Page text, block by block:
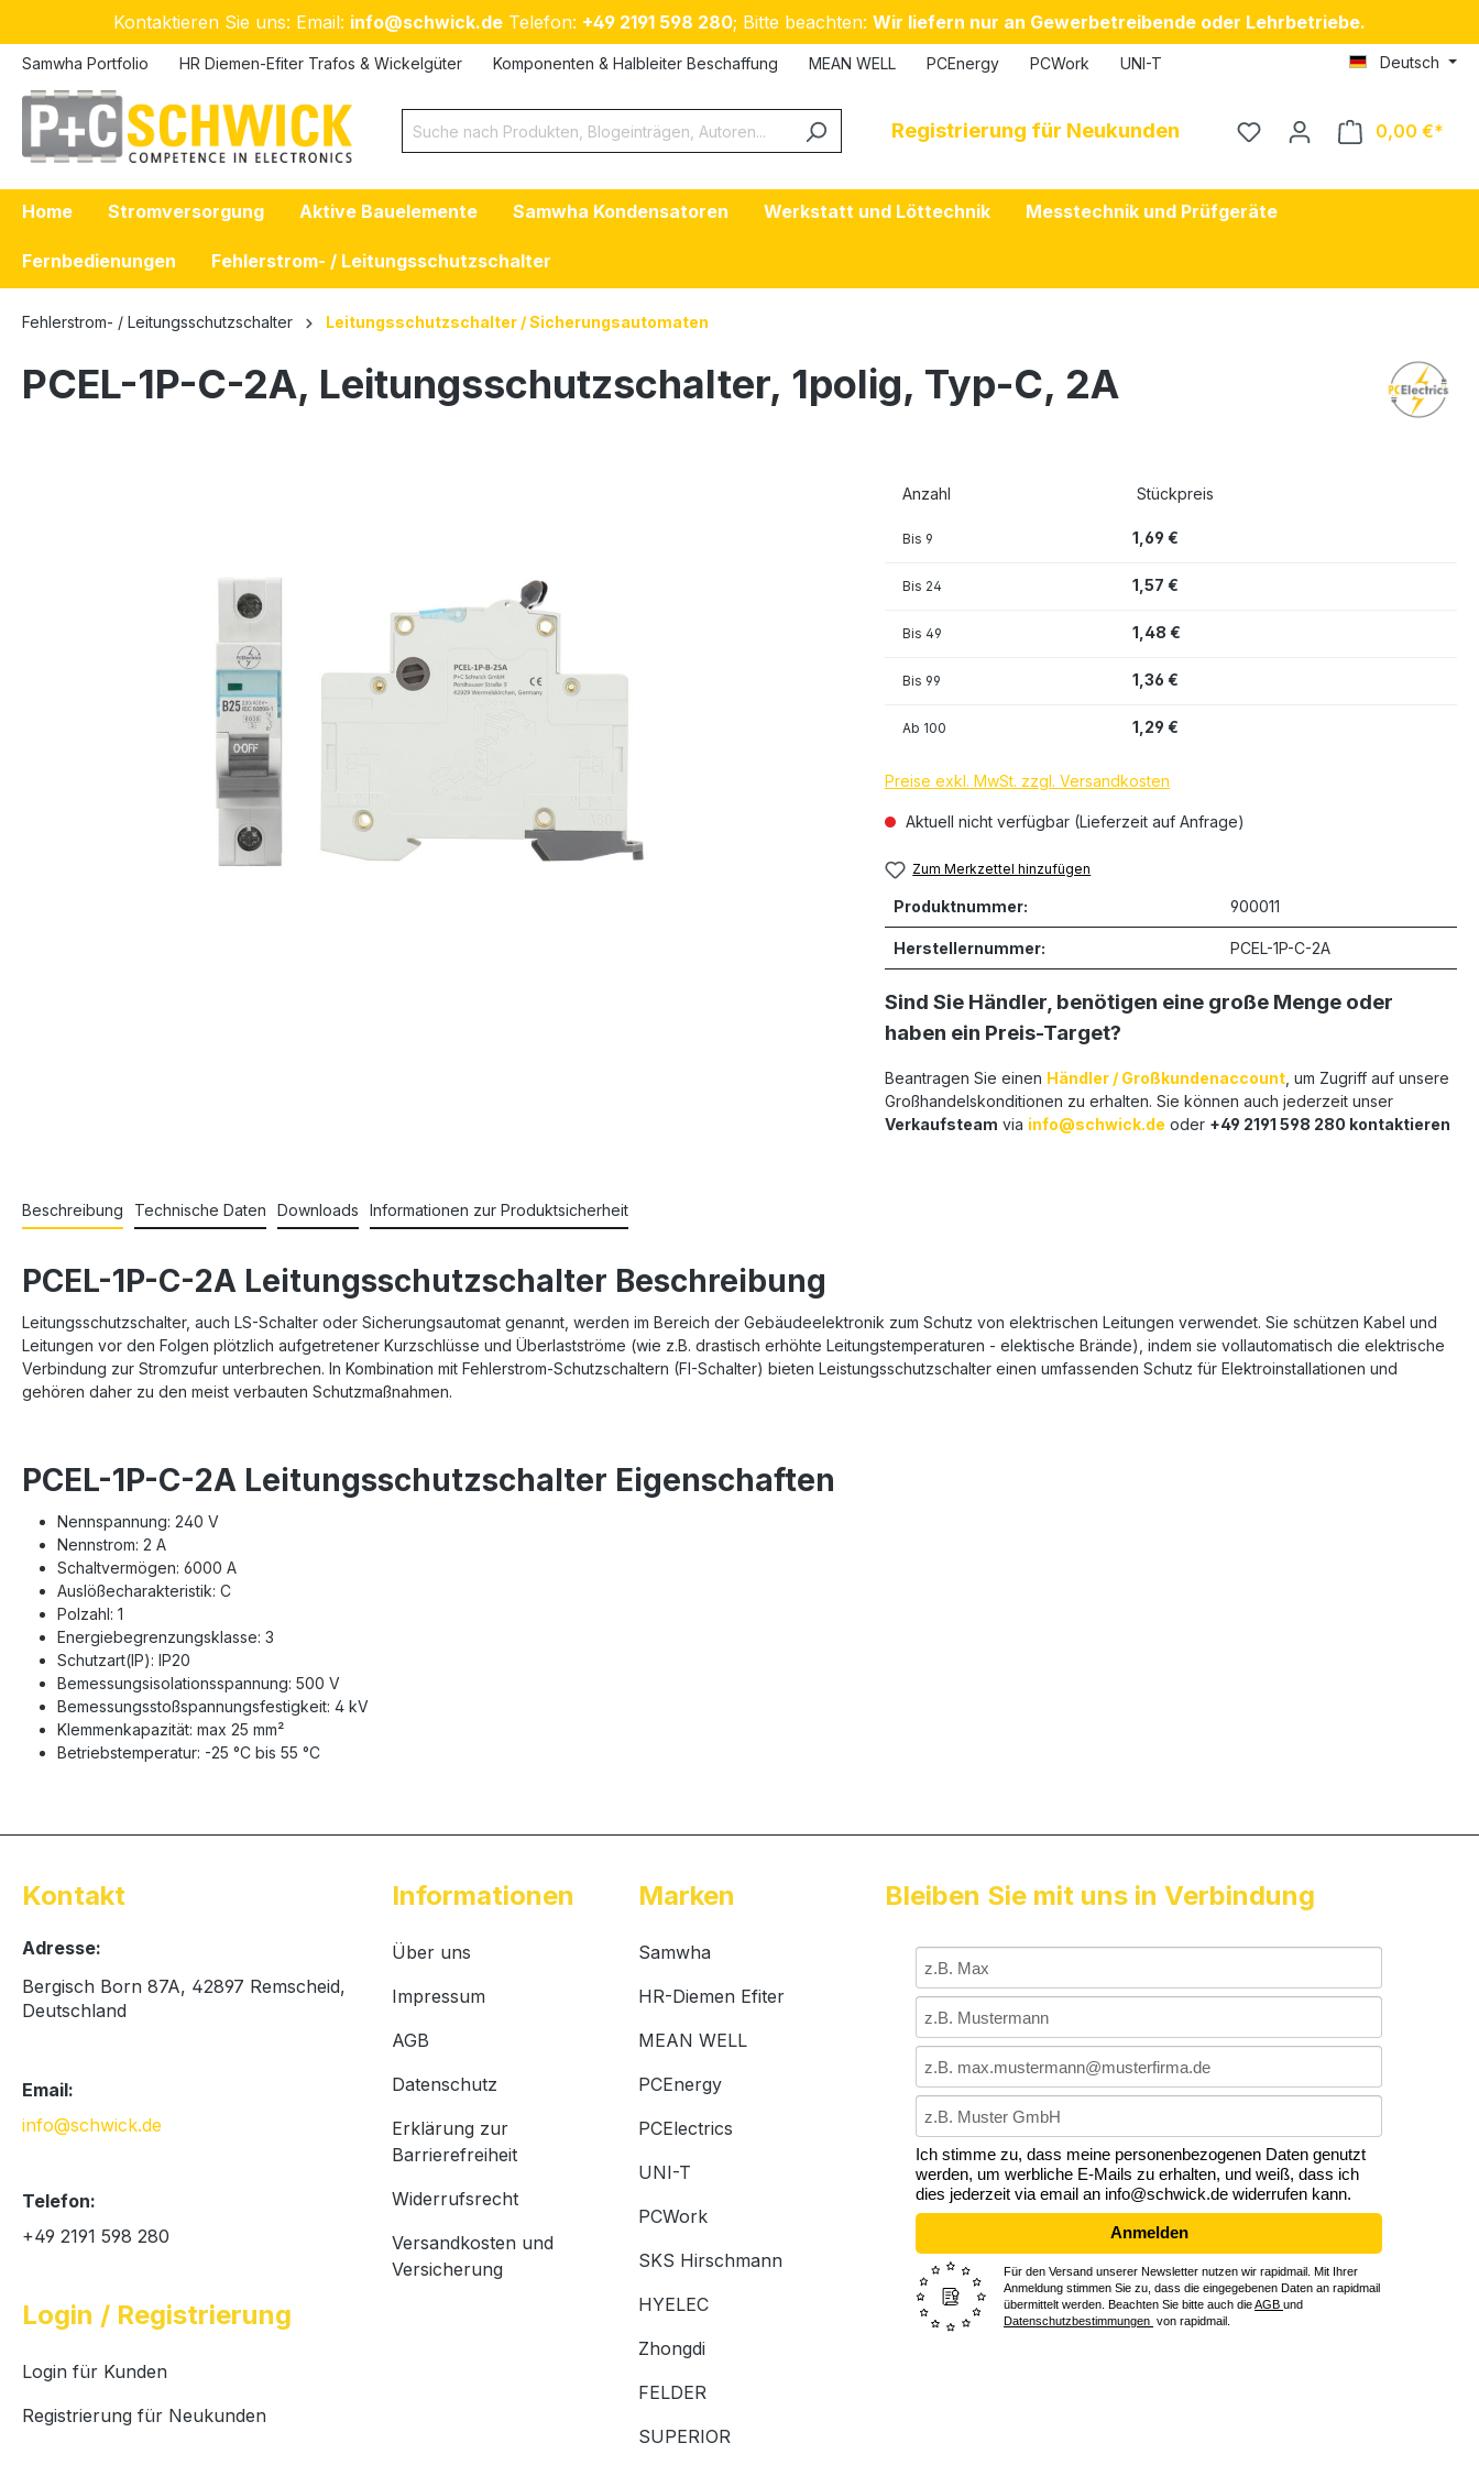
Hauptinhalt springen
Zur Suche springen
Zur Hauptnavigation springen
Kontaktieren Sie uns: Email: info@schwick.de Telefon: +49 2191 598 280; Bitte beachten: Wir liefern nur an Gewerbetreibende oder Lehrbetriebe.
Samwha Portfolio HR Diemen-Efiter Trafos & Wickelgüter Komponenten & Halbleiter Beschaffung MEAN WELL PCEnergy PCWork UNI-T Deutsch
Registrierung für Neukunden 0,00 €
Home Stromversorgung Aktive Bauelemente Samwha Kondensatoren Werkstatt und Löttechnik Messtechnik und Prüfgeräte
Fernbedienungen Fehlerstrom- / Leitungsschutzschalter
Fehlerstrom- / Leitungsschutzschalter Leitungsschutzschalter / Sicherungsautomaten
PCEL-1P-C-2A, Leitungsschutzschalter, 1polig, Typ-C, 2A
Anzahl Stückpreis
Bis 9 1,69 €
Bis 24 1,57 €
Bis 49 1,48 €
Bis 99 1,36 €
Ab 100 1,29 €
Preise exkl. MwSt. zzgl. Versandkosten
Aktuell nicht verfügbar (Lieferzeit auf Anfrage)
Zum Merkzettel hinzufügen
Produktnummer: 900011
Herstellernummer: PCEL-1P-C-2A
Sind Sie Händler, benötigen eine große Menge oder
haben ein Preis-Target?
Beantragen Sie einen Händler / Großkundenaccount , um Zugriff auf unsere
Großhandelskonditionen zu erhalten. Sie können auch jederzeit unser
Verkaufsteam via info@schwick.de oder +49 2191 598 280 kontaktieren
Beschreibung Technische Daten Downloads Informationen zur Produktsicherheit
PCEL-1P-C-2A Leitungsschutzschalter Beschreibung
Leitungsschutzschalter, auch LS-Schalter oder Sicherungsautomat genannt, werden im Bereich der Gebäudeelektronik zum Schutz von elektrischen Leitungen verwendet. Sie schützen Kabel und
Leitungen vor den Folgen plötzlich aufgetretener Kurzschlüsse und Überlastströme (wie z.B. drastisch erhöhte Leitungstemperaturen - elektische Brände), indem sie vollautomatisch die elektrische
Verbindung zur Stromzufur unterbrechen. In Kombination mit Fehlerstrom-Schutzschaltern (FI-Schalter) bieten Leistungsschutzschalter einen umfassenden Schutz für Elektroinstallationen und
gehören daher zu den meist verbauten Schutzmaßnahmen.
PCEL-1P-C-2A Leitungsschutzschalter Eigenschaften
Nennspannung: 240 V
Nennstrom: 2 A
Schaltvermögen: 6000 A
Auslößecharakteristik: C
Polzahl: 1
Energiebegrenzungsklasse: 3
Schutzart(IP): IP20
Bemessungsisolationsspannung: 500 V
Bemessungsstoßspannungsfestigkeit: 4 kV
Klemmenkapazität: max 25 mm²
Betriebstemperatur: -25 °C bis 55 °C
Kontakt
Adresse:
Bergisch Born 87A, 42897 Remscheid,
Deutschland
Email:
info@schwick.de
Telefon:
+49 2191 598 280
Login / Registrierung
Login für Kunden
Registrierung für Neukunden
Informationen
Über uns
Impressum
AGB
Datenschutz
Erklärung zur
Barrierefreiheit
Widerrufsrecht
Versandkosten und
Versicherung
Marken
Samwha
HR-Diemen Efiter
MEAN WELL
PCEnergy
PCElectrics
UNI-T
PCWork
SKS Hirschmann
HYELEC
Zhongdi
FELDER
SUPERIOR
Bleiben Sie mit uns in Verbindung
Ich stimme zu, dass meine personenbezogenen Daten genutzt
werden, um werbliche E-Mails zu erhalten, und weiß, dass ich
dies jederzeit via email an info@schwick.de widerrufen kann.
Anmelden
Für den Versand unserer Newsletter nutzen wir rapidmail. Mit Ihrer
Anmeldung stimmen Sie zu, dass die eingegebenen Daten an rapidmail
übermittelt werden. Beachten Sie bitte auch dieAGB und
Datenschutzbestimmungen von rapidmail.